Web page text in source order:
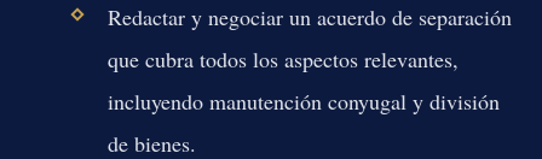
Redactar y negociar un acuerdo de separación
que cubra todos los aspectos relevantes,
incluyendo manutención conyugal y división
de bienes.